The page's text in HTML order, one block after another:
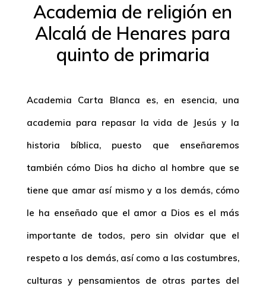
Academia de religión en
Alcalá de Henares para
quinto de primaria
Academia Carta Blanca es, en esencia, una
academia para repasar la vida de Jesús y la
historia bíblica, puesto que enseñaremos
también cómo Dios ha dicho al hombre que se
tiene que amar así mismo y a los demás, cómo
le ha enseñado que el amor a Dios es el más
importante de todos, pero sin olvidar que el
respeto a los demás, así como a las costumbres,
culturas y pensamientos de otras partes del